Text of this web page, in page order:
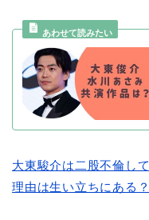
大東駿介は二股不倫し
理由は生い立ちにある？